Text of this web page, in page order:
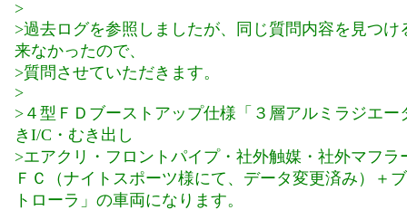
>
>過去ログを参照しましたが、同じ質問内容を見つけ
来なかったので、
>質問させていただきます。
>
>４型ＦＤブーストアップ仕様「３層アルミラジエー
きI/C・むき出し
>エアクリ・フロントパイプ・社外触媒・社外マフラ
ＦＣ（ナイトスポーツ様にて、データ変更済み）＋
トローラ」の車両になります。